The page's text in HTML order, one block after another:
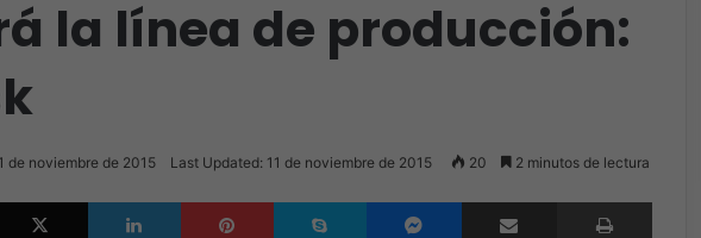
la línea de producción:
de noviembre de 2015 Last Updated: 11 de noviembre de 2015 20 2 minutos de lectura
X LinkedIn Pinterest Skype Messenger Compartir por correo electrónico Imprimir